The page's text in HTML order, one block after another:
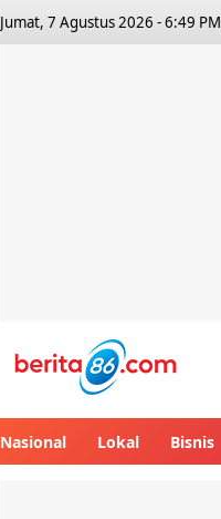
Jumat, 7 Agustus 2026 - 6:49 PM
Nasional Lokal Bisnis